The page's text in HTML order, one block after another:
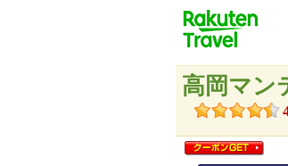
高岡マン